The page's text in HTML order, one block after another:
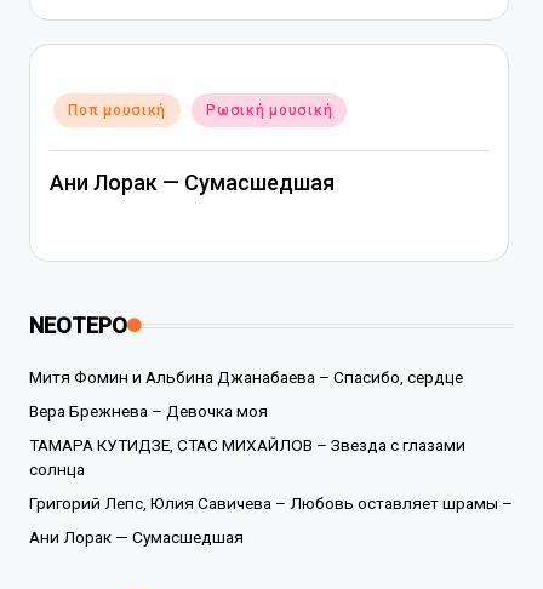
Αναρτήθηκε
σε
Ποπ μουσική Ρωσική μουσική
Ани Лорак — Сумасшедшая
ΝΕΟΤΕΡΟ
Митя Фомин и Альбина Джанабаева – Спасибо, сердце
Вера Брежнева – Девочка моя
ТАМАРА КУТИДЗЕ, СТАС МИХАЙЛОВ – Звезда с глазами
солнца
Григорий Лепс, Юлия Савичева – Любовь оставляет шрамы –
Ани Лорак — Сумасшедшая